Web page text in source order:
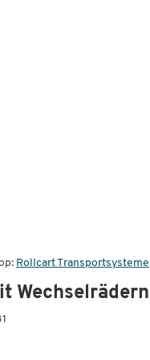
Rollcart Transportsysteme
Wechselrädern